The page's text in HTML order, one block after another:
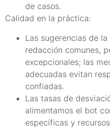
de casos.
Calidad en la práctica:
Las sugerencias de
redacción comunes,
excepcionales; las
adecuadas evitan
confiadas.
Las tasas de
alimentamos el bot
específicas y